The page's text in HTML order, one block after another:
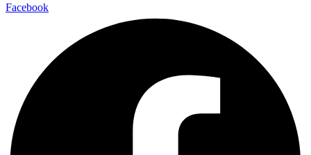
Facebook